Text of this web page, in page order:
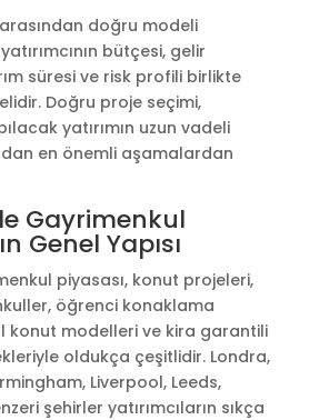
doğru modeli
bütçesi, gelir
süresi ve risk profili birlikte
Doğru proje seçimi,
yatırımın uzun vadeli
en önemli aşamalardan
Gayrimenkul
Genel Yapısı
piyasası, konut projeleri,
öğrenci konaklama
konut modelleri ve kira garantili
oldukça çeşitlidir. Londra,
Liverpool, Leeds,
şehirler yatırımcıların sıkça